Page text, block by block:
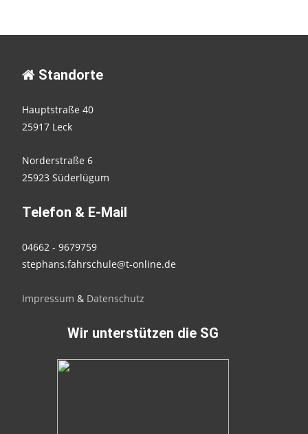
Standorte
Hauptstraße 40
25917 Leck
Norderstraße 6
25923 Süderlügum
Telefon & E-Mail
04662 - 9679759
stephans.fahrschule@t-online.de
Impressum & Datenschutz
Wir unterstützen die SG